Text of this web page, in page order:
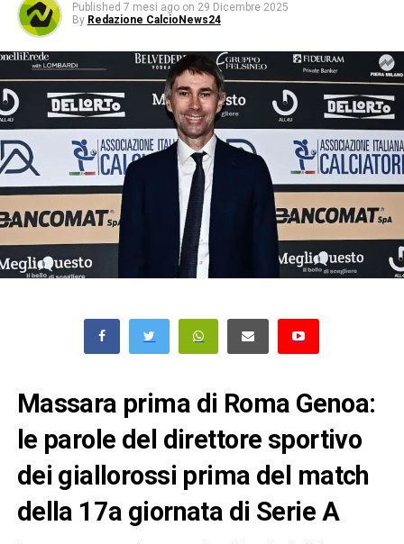
Published 7 mesi ago on 29 Dicembre 2025
By Redazione CalcioNews24
Massara prima di Roma Genoa:
le parole del direttore sportivo
dei giallorossi prima del match
della 17a giornata di Serie A